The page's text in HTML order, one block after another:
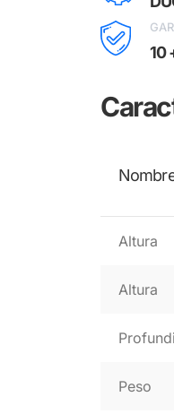
10
Altura
Altura
Peso